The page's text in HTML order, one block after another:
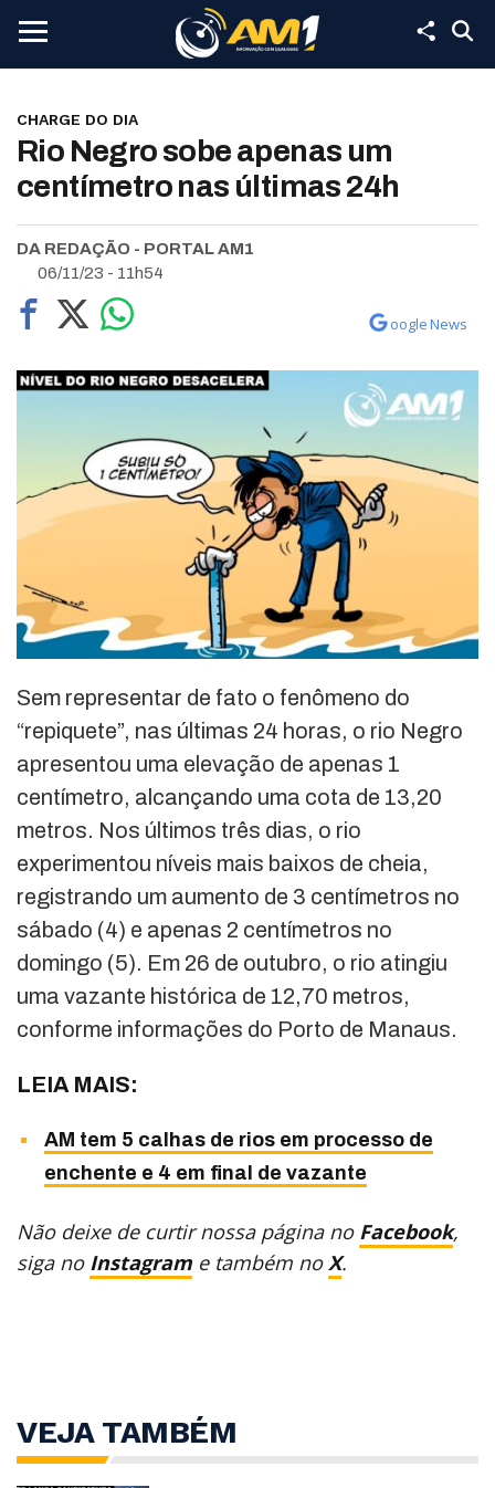
CHARGE DO DIA
Rio Negro sobe apenas um
centímetro nas últimas 24h
DA REDAÇÃO - PORTAL AM1
06/11/23 - 11h54
oogle News
Sem representar de fato o fenômeno do
“repiquete”, nas últimas 24 horas, o rio Negro
apresentou uma elevação de apenas 1
centímetro, alcançando uma cota de 13,20
metros. Nos últimos três dias, o rio
experimentou níveis mais baixos de cheia,
registrando um aumento de 3 centímetros no
sábado (4) e apenas 2 centímetros no
domingo (5). Em 26 de outubro, o rio atingiu
uma vazante histórica de 12,70 metros,
conforme informações do Porto de Manaus.
LEIA MAIS:
AM tem 5 calhas de rios em processo de
enchente e 4 em final de vazante
Não deixe de curtir nossa página no Facebook,
siga no Instagram e também noX.
VEJA TAMBÉM